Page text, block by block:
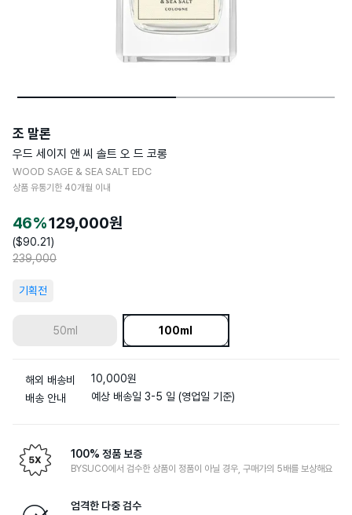
조 말론
우드 세이지 앤 씨 솔트 오 드 코롱
WOOD SAGE & SEA SALT EDC
상품 유통기한 40개월 이내
46%129,000원
($90.21)
239,000
기획전
50ml 100ml
해외 배송비
10,000원
배송 안내
예상 배송일 3-5 일 (영업일 기준)
100% 정품 보증
BYSUCO에서 검수한 상품이 정품이 아닐 경우, 구매가의 5배를 보상해요
엄격한 다중 검수